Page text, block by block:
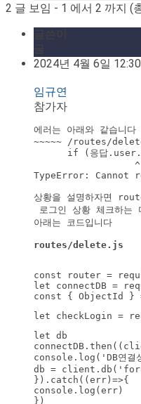
2 글 보임 - 1 에서 2 까지 (
2024년 4월 6일 12:30
임규연
참가자
에러는 아래와 같습니다
~~~~~ /routes/
if (응답
                  ^
TypeError: Cannot
상황을 설명하자면
로그인 상황 체크하는
아래는 코드입니다
routes/delete.js
const router =
let connectDB =
const { ObjectId }
let checkLogin =
let db
console.log('DB연결
db =
}).catch((err)=>{
console.log(err)
})